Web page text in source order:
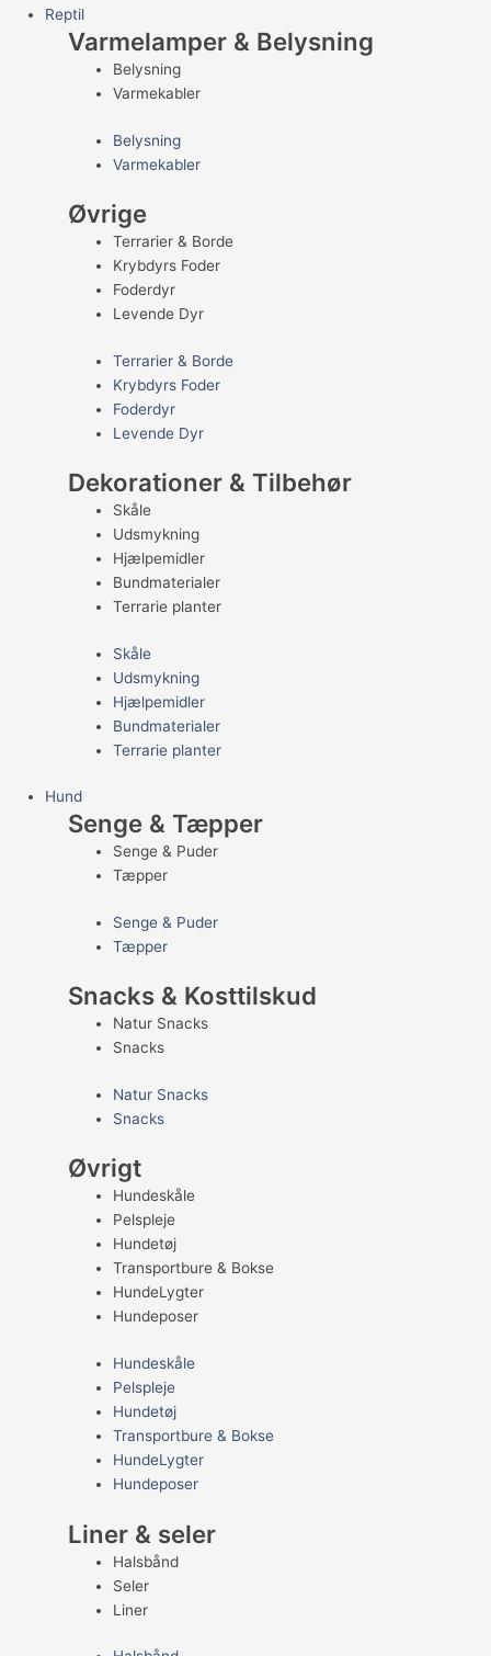
Reptil
Varmelamper & Belysning
Belysning
Varmekabler
Belysning
Varmekabler
Øvrige
Terrarier & Borde
Krybdyrs Foder
Foderdyr
Levende Dyr
Terrarier & Borde
Krybdyrs Foder
Foderdyr
Levende Dyr
Dekorationer & Tilbehør
Skåle
Udsmykning
Hjælpemidler
Bundmaterialer
Terrarie planter
Skåle
Udsmykning
Hjælpemidler
Bundmaterialer
Terrarie planter
Hund
Senge & Tæpper
Senge & Puder
Tæpper
Senge & Puder
Tæpper
Snacks & Kosttilskud
Natur Snacks
Snacks
Natur Snacks
Snacks
Øvrigt
Hundeskåle
Pelspleje
Hundetøj
Transportbure & Bokse
HundeLygter
Hundeposer
Hundeskåle
Pelspleje
Hundetøj
Transportbure & Bokse
HundeLygter
Hundeposer
Liner & seler
Halsbånd
Seler
Liner